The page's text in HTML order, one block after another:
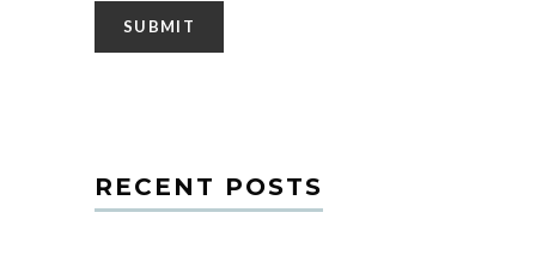
RECENT POSTS